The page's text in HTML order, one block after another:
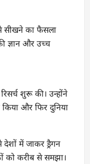
सीखने का फैसला
ज्ञान और उच्च
शुरू की। उन्होंने
और फिर दुनिया
में जाकर ड्रैगन
को करीब से समझा।